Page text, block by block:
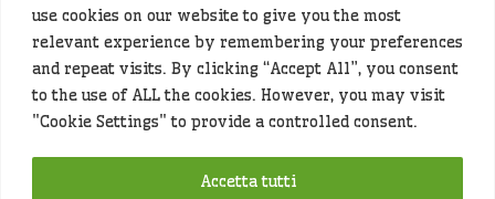
use cookies on our website to give you the most
relevant experience by remembering your preferences
and repeat visits. By clicking “Accept All”, you consent
to the use of ALL the cookies. However, you may visit
"Cookie Settings" to provide a controlled consent.
Accetta tutti
Alcuni articoli sono generati in bozza rielaborando, con
l'intelligenza artificiale generativa, contenuti
provenienti da fonti istituzionali e altri siti di interesse
locale. Prima della pubblicazioni l'articolo viene
controllato dalla redazione.
Hey che fine fanno i miei dati (privacy policy)